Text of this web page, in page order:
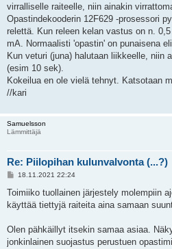
virralliselle raiteelle, niin ainakin
Opastindekooderin 12F629 -prosessori
relettä. Kun releen kelan vastus on n.
mA. Normaalisti 'opastin' on punaisena
Kun veturi (juna) halutaan liikkeelle, niin
(esim 10 sek).
Kokeilua en ole vielä tehnyt. Katsotaan
//kari
Samuelsson
Lämmittäjä
Re: Piilopihan kulunvalvonta (...?)
V
e
t
18.11.2021 22:24
Toimiiko tuollainen järjestely molempiin
käyttää tiettyjä raiteita aina samaan
Olen pähkäillyt itsekin samaa asiaa.
jonkinlainen suojastus perustuen